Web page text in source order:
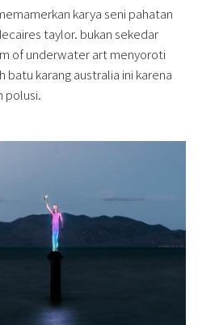
karya seni pahatan
taylor. bukan sekedar
of underwater art menyoroti
karang australia ini karena
polusi.